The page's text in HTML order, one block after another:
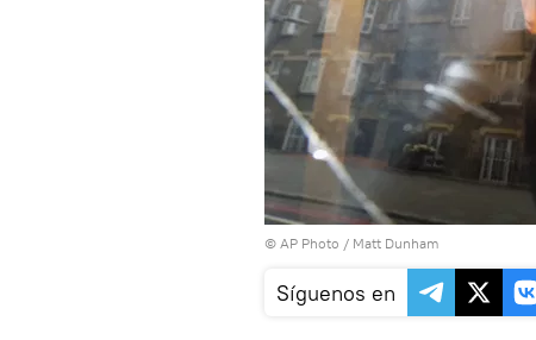
© AP Photo / Matt Dunham
Síguenos en